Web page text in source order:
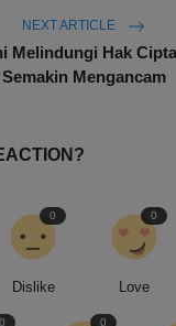
NEXT ARTICLE
Melindungi Hak
Semakin Mengancam
Dislike
0
Love
0
0 0